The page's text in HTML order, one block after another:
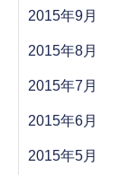
2015年9月
2015年8月
2015年7月
2015年6月
2015年5月